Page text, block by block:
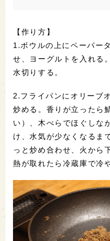
【作り方】
1.ボウルの上にペーパー
せ、ヨーグルトを入れる
水切りする。
2.フライパンにオリーブ
炒める。香りが立ったら
い）、木べらでほぐしな
け、水気が少なくなるま
っと炒め合わせ、火から
熱が取れたら冷蔵庫で冷